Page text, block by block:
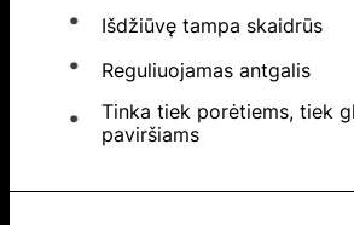
Išdžiūvę tampa skaidrūs
Reguliuojamas antgalis
Tinka tiek porėtiems, tiek
paviršiams